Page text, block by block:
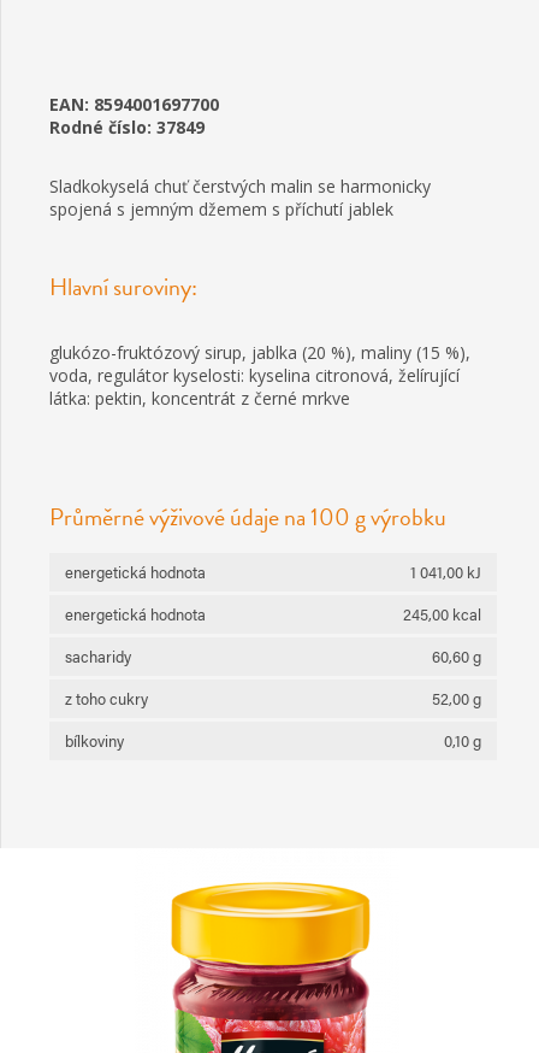
EAN: 8594001697700
Rodné číslo: 37849
Sladkokyselá chuť čerstvých malin se harmonicky
spojená s jemným džemem s příchutí jablek
Hlavní suroviny:
glukózo-fruktózový sirup, jablka (20 %), maliny (15 %),
voda, regulátor kyselosti: kyselina citronová, želírující
látka: pektin, koncentrát z černé mrkve
Průměrné výživové údaje na 100 g výrobku
energetická hodnota
1 041,00 kJ
energetická hodnota
245,00 kcal
sacharidy
60,60 g
z toho cukry
52,00 g
bílkoviny
0,10 g